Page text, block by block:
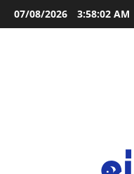
Skip
to
07/08/2026 3:58:03 AM